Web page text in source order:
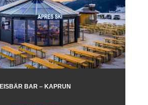
EISBÄR BAR – KAPRUN